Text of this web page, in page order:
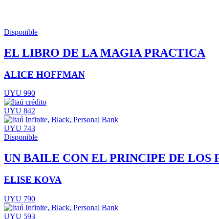
Disponible
EL LIBRO DE LA MAGIA PRACTICA
ALICE HOFFMAN
UYU 990
UYU 842
UYU 743
Disponible
UN BAILE CON EL PRINCIPE DE LOS
ELISE KOVA
UYU 790
UYU 593